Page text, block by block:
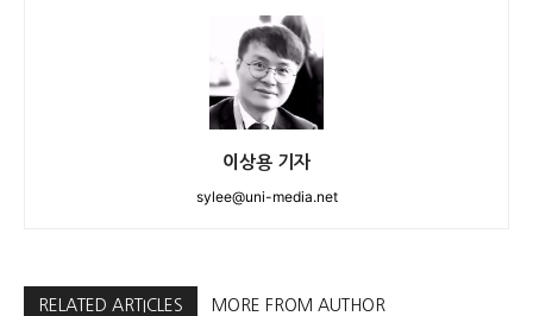
이상용 기자
sylee@uni-media.net
RELATED ARTICLES MORE FROM AUTHOR